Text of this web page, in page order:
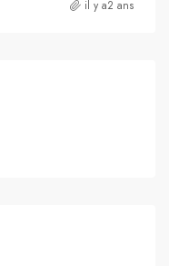
il y a2 ans